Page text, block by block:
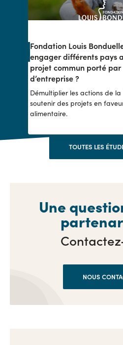
Fondation Louis
engager différents pays
projet commun porté
d’entreprise ?
Démultiplier les actions de
soutenir des projets en
alimentaire.
TOUTES LES
Une
NOUS